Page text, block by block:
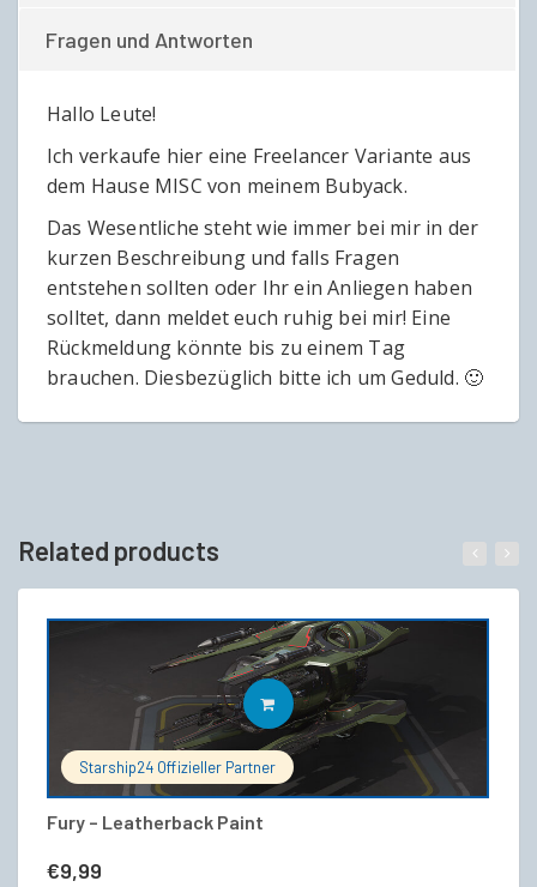
Fragen und Antworten
Hallo Leute!
Ich verkaufe hier eine Freelancer Variante aus
dem Hause MISC von meinem Bubyack.
Das Wesentliche steht wie immer bei mir in der
kurzen Beschreibung und falls Fragen
entstehen sollten oder Ihr ein Anliegen haben
solltet, dann meldet euch ruhig bei mir! Eine
Rückmeldung könnte bis zu einem Tag
brauchen. Diesbezüglich bitte ich um Geduld. 🙂
Related products
Starship24 Offizieller Partner
Fury – Leatherback Paint
€9,99
IN DEN WARENKORB